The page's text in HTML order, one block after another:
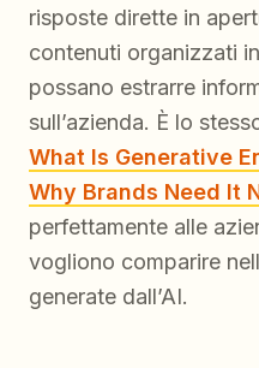
risposte dirette in
contenuti organizzati
possano estrarre
sull’azienda. È lo
What Is Generative
Why Brands Need It
perfettamente alle
vogliono comparire
generate dall’AI.